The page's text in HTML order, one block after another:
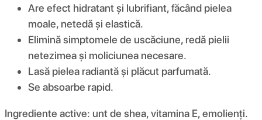
Are efect hidratant și lubrifiant, făcând pielea
moale, netedă și elastică.
Elimină simptomele de uscăciune, redă pielii
netezimea și moliciunea necesare.
Lasă pielea radiantă și plăcut parfumată.
Se absoarbe rapid.
Ingrediente active: unt de shea, vitamina E, emolienți.